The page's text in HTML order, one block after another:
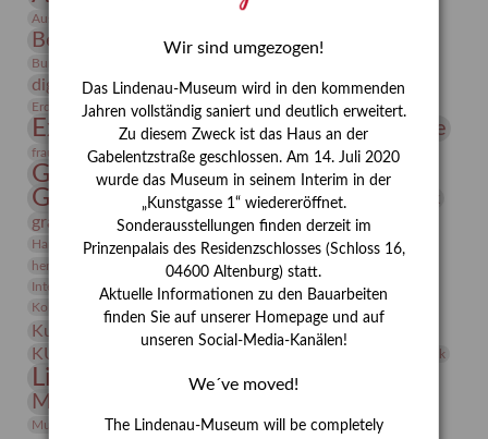
Ausstellung „Vier Winde“
Bernhard August von Lindenau
Burg Posterstein
digitallabor Entartete Kunst
Enteignung
Erdmann Julius Dietrich
Erlebnisportal estrusker Exlibris
Expressionismus Festrede Florenz Fotografie
frauen Frauen in der Antike und heute
Gerhard-Altenbourg-Preis
Gerhard Altenbourg
Gerhard Kurt Müller
grafische sammlung griechische Mythologie
Hanns-Conon von der Gabelentz Heinrich Kirchhoff Heldinnen
herman de vries Humboldt
Insekten
Integriertes Schädlingsmanagement
Jahresempfang
Kolosseum
Kunst
Kunstmuseum Kunstvermittlung Kunst von Kühl
KUNSTWAND Künstler Lehmbruck
Lindenau-Museum Marstall
Museumsgeschichte
Museumspädagogik Mäzen Napoleon Natur
Neue Remise
Wir sind umgezogen!
Das Lindenau-Museum wird in den kommenden
Jahren vollständig saniert und deutlich erweitert.
Zu diesem Zweck ist das Haus an der
Gabelentzstraße geschlossen. Am 14. Juli 2020
wurde das Museum in seinem Interim in der
„Kunstgasse 1“ wiedereröffnet.
Sonderausstellungen finden derzeit im
Prinzenpalais des Residenzschlosses (Schloss 16,
04600 Altenburg) statt.
Aktuelle Informationen zu den Bauarbeiten
finden Sie auf unserer Homepage und auf
unseren Social-Media-Kanälen!
We´ve moved!
The Lindenau-Museum will be completely